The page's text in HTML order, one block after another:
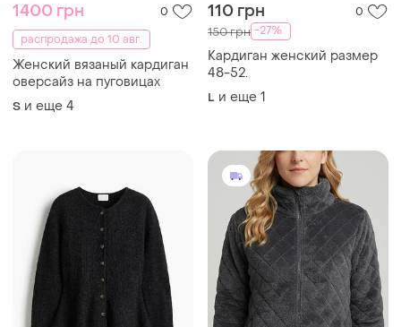
1400 грн
0
распродажа до 10 авг.
Женский вязаный кардиган
оверсайз на пуговицах
S и еще 4
110 грн 0
150 грн -27%
Кардиган женский размер
48-52.
L и еще 1